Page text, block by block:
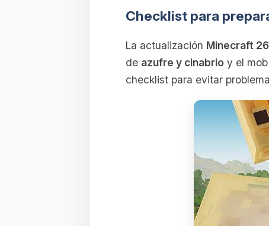
Checklist para
La actualización Minecraft
de azufre y cinabrioy el mob
checklist para evitar